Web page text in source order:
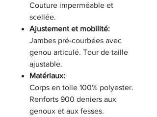
Couture imperméable et
scellée.
Ajustement et mobilité:
Jambes pré-courbées avec
genou articulé. Tour de taille
ajustable.
Matériaux:
Corps en toile 100% polyester.
Renforts 900 deniers aux
genoux et aux fesses.